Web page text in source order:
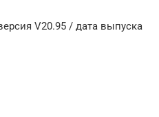
V20.95 / дата выпуска